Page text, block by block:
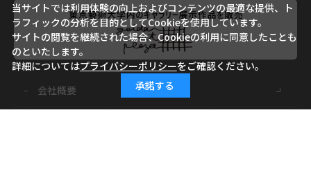
会社概要
当サイトでは利用体験の向上およびコンテンツの最適な提供、ト
ラフィックの分析を目的としてCookieを使用しています。
サイトの閲覧を継続された場合、Cookieの利用に同意したことも
のといたします。
詳細についてはプライバシーポリシーをご確認ください。
承諾する